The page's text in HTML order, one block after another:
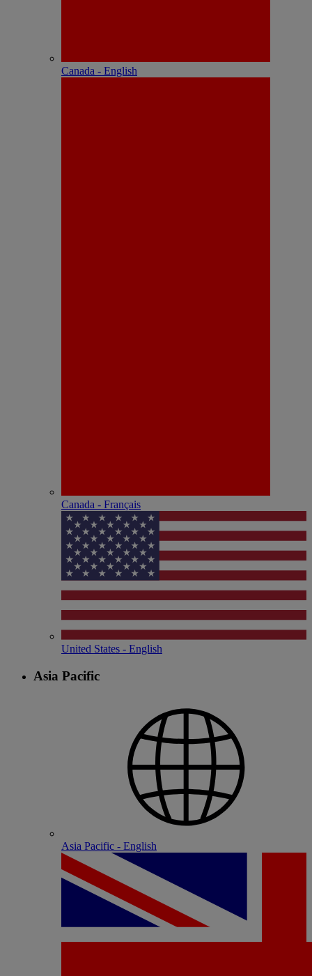
Canada - English
Canada - Français
United States - English
Asia Pacific
Asia Pacific - English